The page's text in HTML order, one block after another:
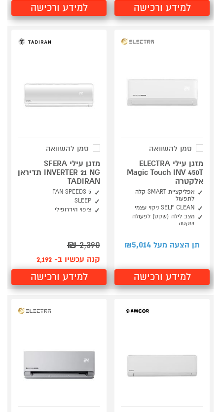
למידע ורכישה למידע ורכישה
סמן להשוואה
מזגן עילי ELECTRA
Magic Touch INV 450T
אלקטרה
אפליקציית SMART קלה
לתפעול
SELF CLEAN ניקוי עצמי
מצב לילה (שקט) לפעולה
שקטה
תן הצעה מעל ₪ 5,014
למידע ורכישה
סמן להשוואה
מזגן עילי SFERA
INVERTER 21 NG תדיראן
TADIRAN
5 FAN SPEEDS
SLEEP
ציפוי הידרופילי
2,390
₪
קנה עכשיו ב- 2,192
למידע ורכישה